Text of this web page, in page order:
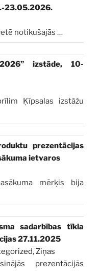
23.05.2026.
notikušajās …
izstāde, 10-
Ķīpsalas izstāžu
prezentācijas
ietvaros
mērķis bija
sadarbības tīkla
27.11.2025
,Ziņas
prezentācijās